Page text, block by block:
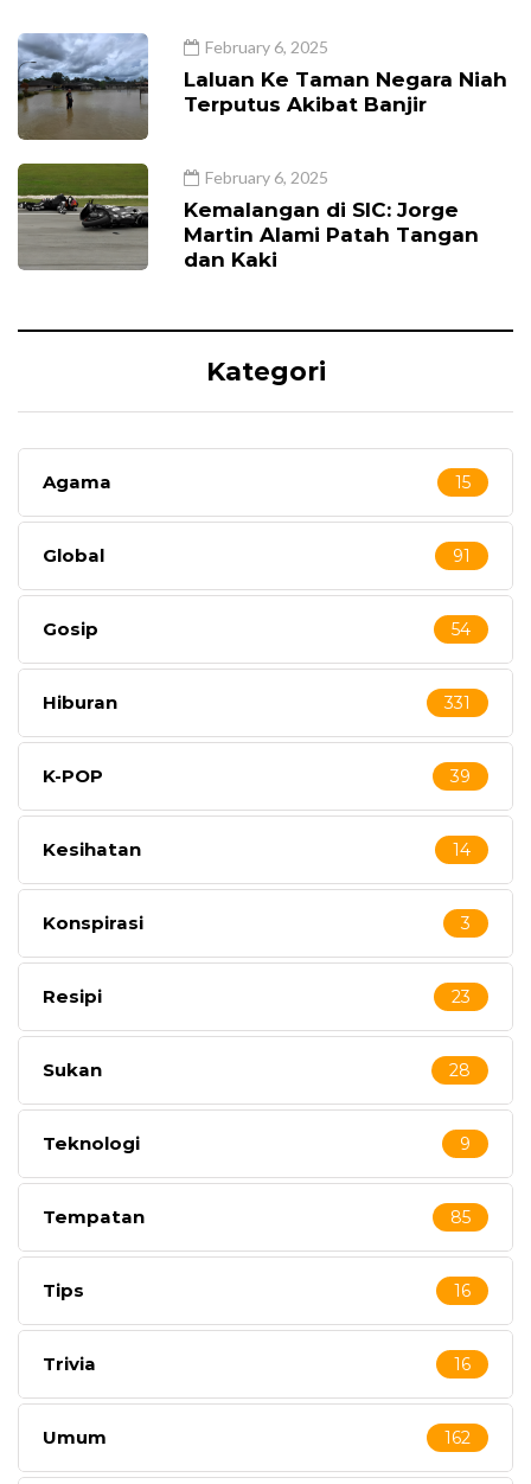
February 6, 2025
Laluan Ke Taman Negara Niah
Terputus Akibat Banjir
February 6, 2025
Kemalangan di SIC: Jorge
Martin Alami Patah Tangan
dan Kaki
Kategori
Agama 15
Global 91
Gosip 54
Hiburan 331
K-POP 39
Kesihatan 14
Konspirasi 3
Resipi 23
Sukan 28
Teknologi 9
Tempatan 85
Tips 16
Trivia 16
Umum 162